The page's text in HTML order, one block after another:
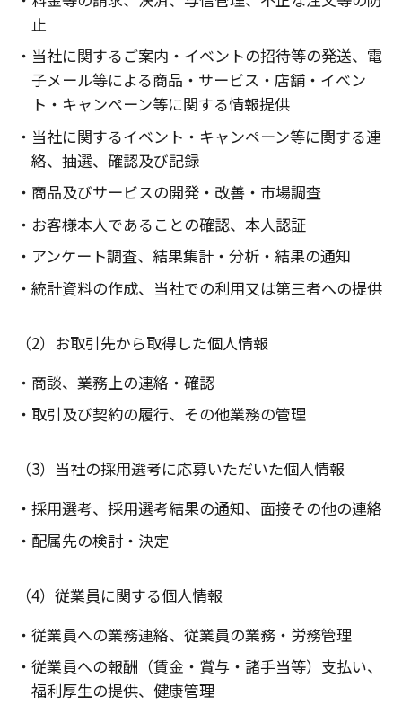
止
・当社に関するご案内・イベントの招待等の発送、電
子メール等による商品・サービス・店舗・イベン
ト・キャンペーン等に関する情報提供
・当社に関するイベント・キャンペーン等に関する連
絡、抽選、確認及び記録
・商品及びサービスの開発・改善・市場調査
・お客様本人であることの確認、本人認証
・アンケート調査、結果集計・分析・結果の通知
・統計資料の作成、当社での利用又は第三者への提供
（2）お取引先から取得した個人情報
・商談、業務上の連絡・確認
・取引及び契約の履行、その他業務の管理
（3）当社の採用選考に応募いただいた個人情報
・採用選考、採用選考結果の通知、面接その他の連絡
・配属先の検討・決定
（4）従業員に関する個人情報
・従業員への業務連絡、従業員の業務・労務管理
・従業員への報酬（賃金・賞与・諸手当等）支払い、
福利厚生の提供、健康管理